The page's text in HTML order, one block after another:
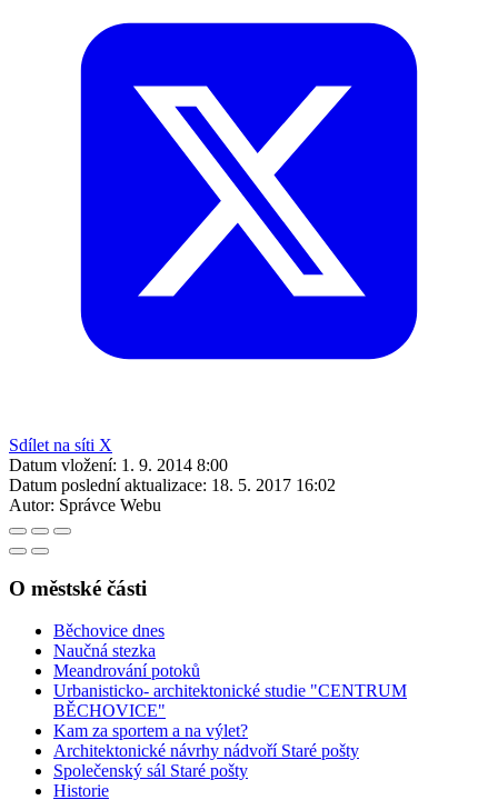
Sdílet na síti X
Datum vložení: 1. 9. 2014 8:00
Datum poslední aktualizace: 18. 5. 2017 16:02
Autor: Správce Webu
O městské části
Běchovice dnes
Naučná stezka
Meandrování potoků
Urbanisticko- architektonické studie "CENTRUM
BĚCHOVICE"
Kam za sportem a na výlet?
Architektonické návrhy nádvoří Staré pošty
Společenský sál Staré pošty
Historie